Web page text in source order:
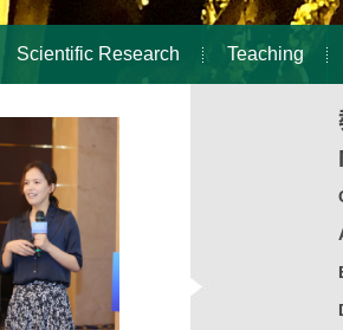
Scientific Research Teaching